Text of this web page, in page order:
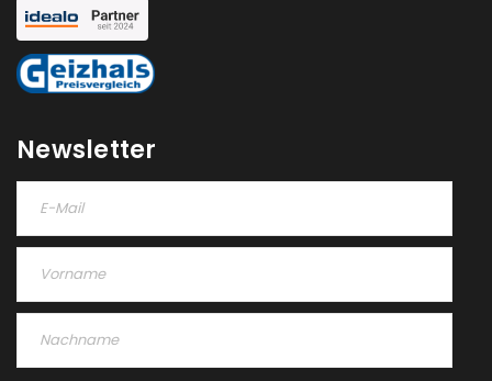
Benutzername oder E-Mail-Adresse
Passwort*
Anmeldeformular geschützt durch
Angemeldet bleiben
Newsletter